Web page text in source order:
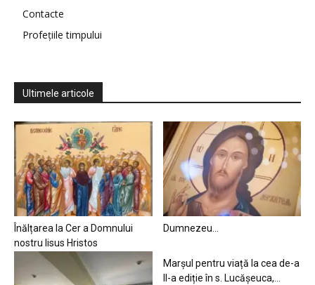
Contacte
Profețiile timpului
Ultimele articole
Înălțarea la Cer a Domnului
nostru Iisus Hristos
Dumnezeu…
Marșul pentru viață la cea de-a
II-a ediție în s. Lucășeuca,...